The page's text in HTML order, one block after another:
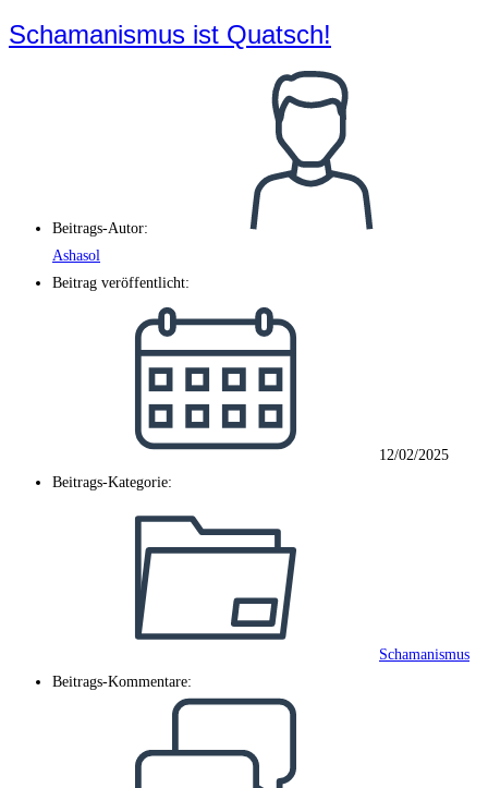
Schamanismus ist Quatsch!
Beitrags-Autor:
Ashasol
Beitrag veröffentlicht:
12/02/2025
Beitrags-Kategorie:
Schamanismus
Beitrags-Kommentare: